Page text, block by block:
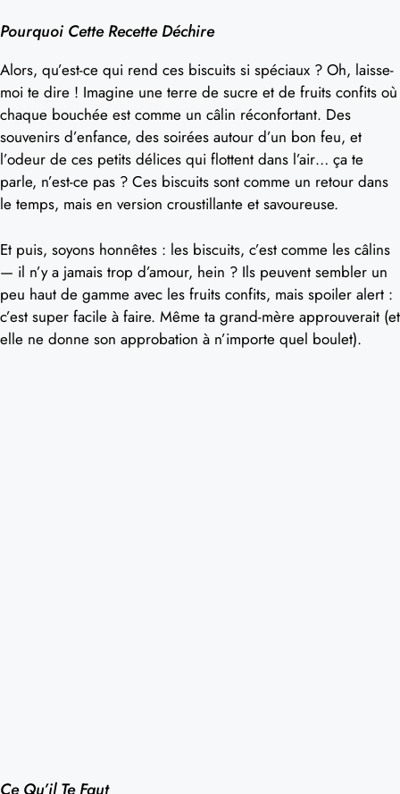
Pourquoi Cette Recette Déchire
Alors, qu’est-ce qui rend ces biscuits si spéciaux ? Oh, laisse-
moi te dire ! Imagine une terre de sucre et de fruits confits où
chaque bouchée est comme un câlin réconfortant. Des
souvenirs d’enfance, des soirées autour d’un bon feu, et
l’odeur de ces petits délices qui flottent dans l’air… ça te
parle, n’est-ce pas ? Ces biscuits sont comme un retour dans
le temps, mais en version croustillante et savoureuse.
Et puis, soyons honnêtes : les biscuits, c’est comme les câlins
— il n’y a jamais trop d’amour, hein ? Ils peuvent sembler un
peu haut de gamme avec les fruits confits, mais spoiler alert :
c’est super facile à faire. Même ta grand-mère approuverait (et
elle ne donne son approbation à n’importe quel boulet).